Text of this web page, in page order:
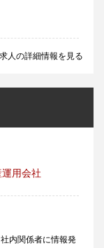
人の詳細情報を見る
用会社
内関係者に情報発